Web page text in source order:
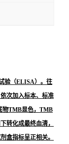
验（ELISA）。往
次加入标本、标准
物TMB显色，TMB
转化成最终血清，
盒指标呈正相关。